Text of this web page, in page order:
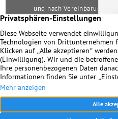
und nach Vereinbarung
Samstag nach Vereinbarung!
Unsere Facebookseite
Impressum |